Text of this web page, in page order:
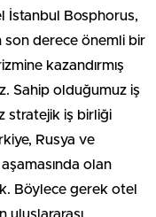
İstanbul Bosphorus,
son derece önemli bir
kazandırmış
Sahip olduğumuz iş
stratejik iş birliği
Rusya ve
aşamasında olan
Böylece gerek otel